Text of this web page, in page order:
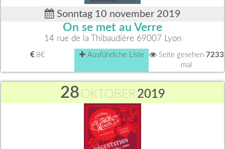
Sonntag 10 november 2019
On se met au Verre
14 rue de la Thibaudière 69007 Lyon
8€ Ausführliche Liste Seite gesehen 7233
mal
28 OKTOBER2019